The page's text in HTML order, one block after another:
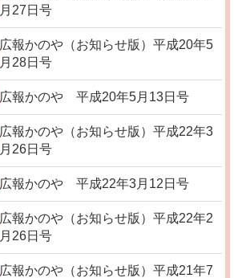
月27日号
広報かのや（お知らせ版）平成20年5
月28日号
広報かのや 平成20年5月13日号
広報かのや（お知らせ版）平成22年3
月26日号
広報かのや 平成22年3月12日号
広報かのや（お知らせ版）平成22年2
月26日号
広報かのや（お知らせ版）平成21年7